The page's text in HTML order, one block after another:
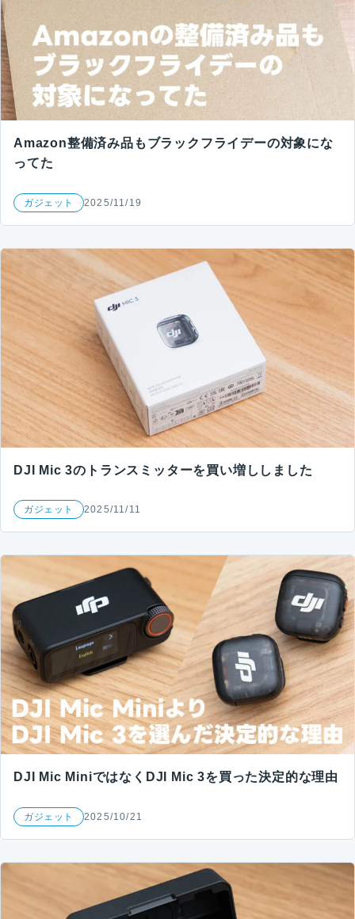
Amazon整備済み品もブラックフライデーの対象にな
ってた
ガジェット 2025/11/19
DJI Mic 3のトランスミッターを買い増ししました
ガジェット 2025/11/11
DJI Mic MiniではなくDJI Mic 3を買った決定的な理由
ガジェット 2025/10/21